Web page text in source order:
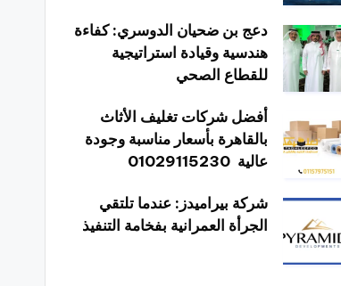
دعج بن ضحيان الدوسري: كفاءة
هندسية وقيادة استراتيجية
للقطاع الصحي
أفضل شركات تغليف الأثاث
بالقاهرة بأسعار مناسبة وجودة
عالية 01029115230
شركة بيراميدز: عندما تلتقي
الجرأة العمرانية بفخامة التنفيذ